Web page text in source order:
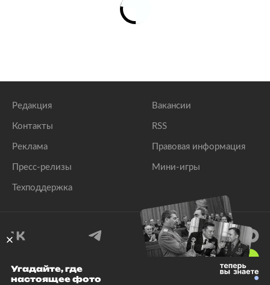
Редакция
Контакты
Реклама
Пресс-релизы
Техподдержка
Вакансии
RSS
Правовая информация
Мини-игры
© 1999–2026 Все права защищены.
Угадайте, где
настоящее фото